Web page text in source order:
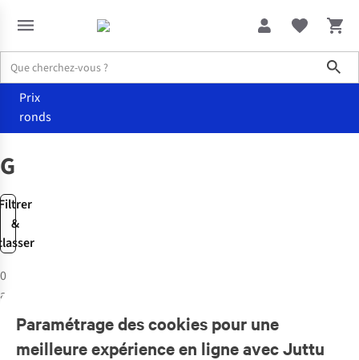
Prix
ronds
&
Grace&Mila
0
articles
Paramétrage des cookies pour une
meilleure expérience en ligne avec Juttu